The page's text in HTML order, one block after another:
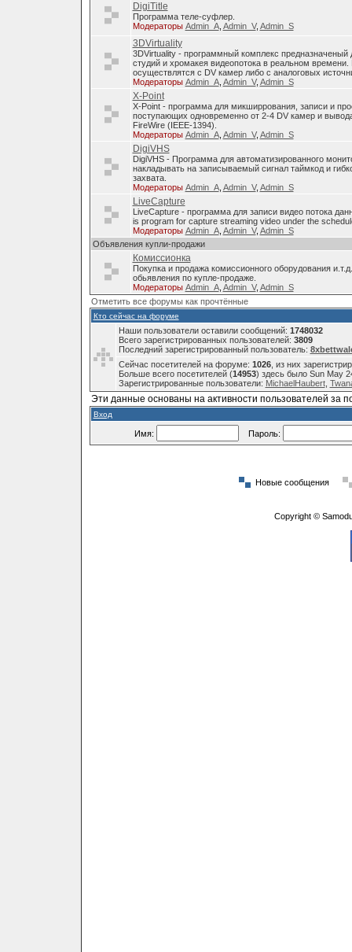
DigiTitle
Программа теле-суфлер.
Модераторы Admin_A, Admin_V, Admin_S
3DVirtuality
3DVirtuality - программный комплекс предназначеный
студий и хромакея видеопотока в реальном
осуществлятся с DV камер либо с аналоговых
Модераторы Admin_A, Admin_V, Admin_S
X-Point
X-Point - программа для микширрования, записи и
поступающих одновременно от 2-4 DV камер и
FireWire (IEEE-1394).
Модераторы Admin_A, Admin_V, Admin_S
DigiVHS
DigiVHS - Программа для автоматизированного
накладывать на записываемый сигнал таймкод и
захвата.
Модераторы Admin_A, Admin_V, Admin_S
LiveCapture
LiveCapture - программа для записи видео потока
is program for capture streaming video under the
Модераторы Admin_A, Admin_V, Admin_S
Объявления купли-продажи
Комиссионка
Покупка и продажа комиссионного оборудования
обьявления по купле-продаже.
Модераторы Admin_A, Admin_V, Admin_S
Отметить все форумы как прочтённые
Кто сейчас на форуме
Наши пользователи оставили сообщений: 1748032
Всего зарегистрированных пользователей: 3809
Последний зарегистрированный пользователь:
Сейчас посетителей на форуме: 1026, из них
Больше всего посетителей (14953) здесь было Sun May
Зарегистрированные пользователи: MichaelHaubert,
Эти данные основаны на активности пользователей за
Вход
Имя: Пароль:
Новые сообщения
Copyright ©